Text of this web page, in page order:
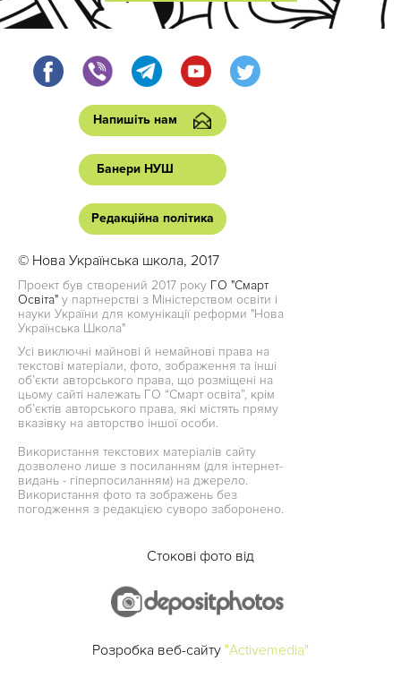
Напишіть нам
Банери НУШ
Редакційна політика
© Нова Українська школа, 2017
Проект був створений 2017 року ГО "Смарт
Освіта" у партнерстві з Міністерством освіти і
науки України для комунікації реформи "Нова
Українська Школа"
Усі виключні майнові й немайнові права на
текстові матеріали, фото, зображення та інші
об’єкти авторського права, що розміщені на
цьому сайті належать ГО “Смарт освіта”, крім
об’єктів авторського права, які містять пряму
вказівку на авторство іншої особи.
Використання текстових матеріалів сайту
дозволено лише з посиланням (для інтернет-
видань - гіперпосиланням) на джерело.
Використання фото та зображень без
погодження з редакцією суворо заборонено.
Стокові фото від
Розробка веб-сайту "Activemedia"